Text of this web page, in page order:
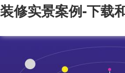
装修实景案例-下载